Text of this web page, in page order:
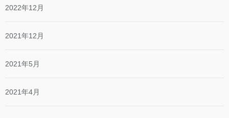
2022年12月
2021年12月
2021年5月
2021年4月